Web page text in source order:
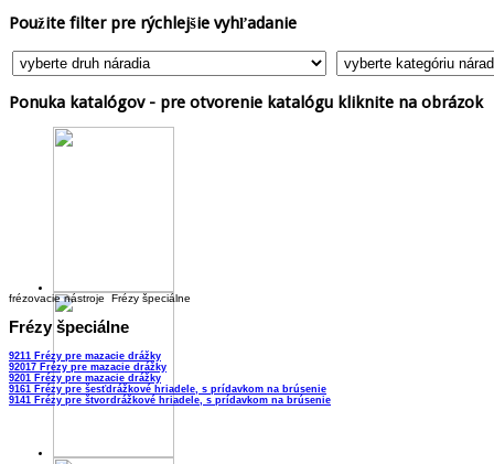
Použite filter pre rýchlejšie vyhľadanie
Ponuka katalógov - pre otvorenie katalógu kliknite na obrázok
frézovacie nástroje Frézy špeciálne
Frézyšpeciálne
9211 Frézy pre mazacie drážky
92017 Frézy pre mazacie drážky
9201 Frézy pre mazacie drážky
9161 Frézy pre šesťdrážkové hriadele, s prídavkom na brúsenie
9141 Frézy pre štvordrážkové hriadele, s prídavkom na brúsenie